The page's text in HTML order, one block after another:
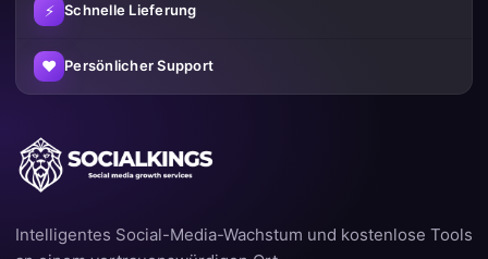
⚡ Schnelle Lieferung
♥ Persönlicher Support
Intelligentes Social-Media-Wachstum und kostenlose Tools